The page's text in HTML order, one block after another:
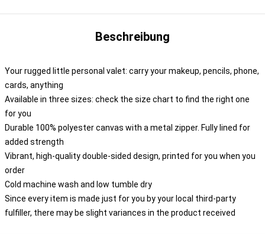
Beschreibung
Your rugged little personal valet: carry your makeup, pencils, phone,
cards, anything
Available in three sizes: check the size chart to find the right one
for you
Durable 100% polyester canvas with a metal zipper. Fully lined for
added strength
Vibrant, high-quality double-sided design, printed for you when you
order
Cold machine wash and low tumble dry
Since every item is made just for you by your local third-party
fulfiller, there may be slight variances in the product received